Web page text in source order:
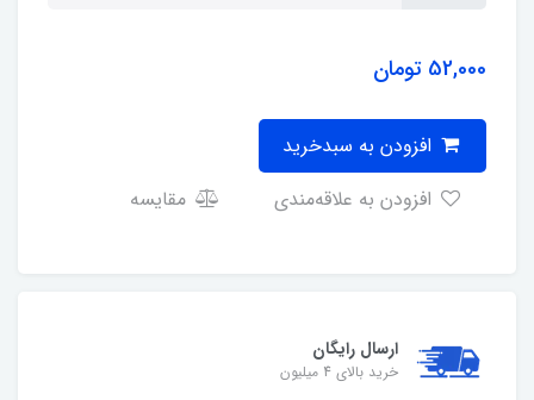
52,000 تومان
مقایسه
ارسال رایگان
خرید بالای 4 میلیون